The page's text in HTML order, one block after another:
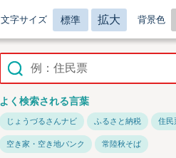
文字サイズ 標準 拡大 背景色
よく検索される言葉
じょうづるさんナビ ふるさと納税 住民
空き家・空き地バンク 常陸秋そば